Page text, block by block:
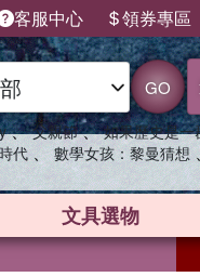
客服中心 領券專區
GO
、 父親節 、 如果歷史是一
代 、 數學女孩：黎曼猜想 、
文具選物